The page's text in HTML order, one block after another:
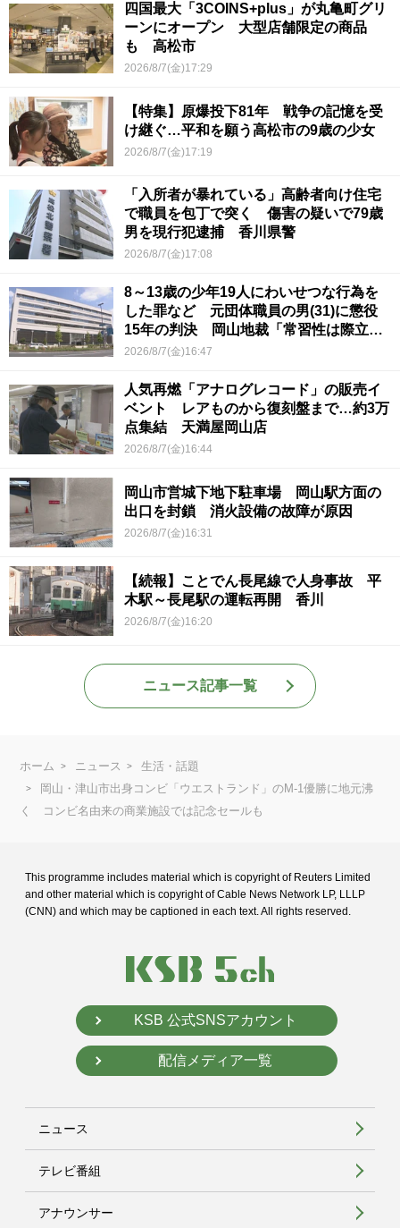
四国最大「3COINS+plus」が丸亀町グリ
ーンにオープン 大型店舗限定の商品
も 高松市
2026/8/7(金)17:29
【特集】原爆投下81年 戦争の記憶を受
け継ぐ…平和を願う高松市の9歳の少女
2026/8/7(金)17:19
「入所者が暴れている」高齢者向け住宅
で職員を包丁で突く 傷害の疑いで79歳
男を現行犯逮捕 香川県警
2026/8/7(金)17:08
8～13歳の少年19人にわいせつな行為を
した罪など 元団体職員の男(31)に懲役
15年の判決 岡山地裁「常習性は際立っ
ていて被害結果も非常に重い」
2026/8/7(金)16:47
人気再燃「アナログレコード」の販売イ
ベント レアものから復刻盤まで…約3万
点集結 天満屋岡山店
2026/8/7(金)16:44
岡山市営城下地下駐車場 岡山駅方面の
出口を封鎖 消火設備の故障が原因
2026/8/7(金)16:31
【続報】ことでん長尾線で人身事故 平
木駅～長尾駅の運転再開 香川
2026/8/7(金)16:20
ニュース記事一覧
ホーム ニュース
生活・話題
岡山・津山市出身コンビ「ウエストランド」のM-1優勝に地元沸
く コンビ名由来の商業施設では記念セールも
This programme includes material which is copyright of Reuters Limited
and other material which is copyright of Cable News Network LP, LLLP
(CNN) and which may be captioned in each text. All rights reserved.
KSB 公式SNSアカウント
配信メディア一覧
ニュース
テレビ番組
アナウンサー